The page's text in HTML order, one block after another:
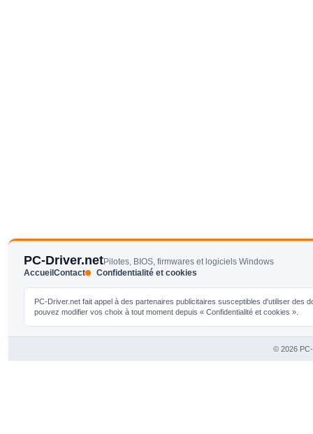
PC-Driver.netPilotes, BIOS, firmwares et logiciels Windows
AccueilContact Confidentialité et cookies
PC-Driver.net fait appel à des partenaires publicitaires susceptibles d'utiliser
pouvez modifier vos choix à tout moment depuis « Confidentialité et cookies ».
© 2026